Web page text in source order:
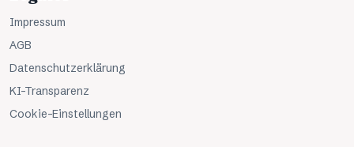
Impressum
AGB
Datenschutzerklärung
KI-Transparenz
Cookie-Einstellungen